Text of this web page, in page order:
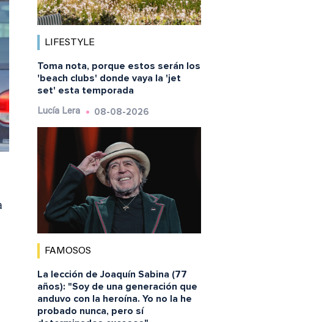
LIFESTYLE
Toma nota, porque estos serán los
'beach clubs' donde vaya la 'jet
set' esta temporada
Lucía Lera 08-08-2026
FAMOSOS
La lección de Joaquín Sabina (77
años): "Soy de una generación que
anduvo con la heroína. Yo no la he
probado nunca, pero sí